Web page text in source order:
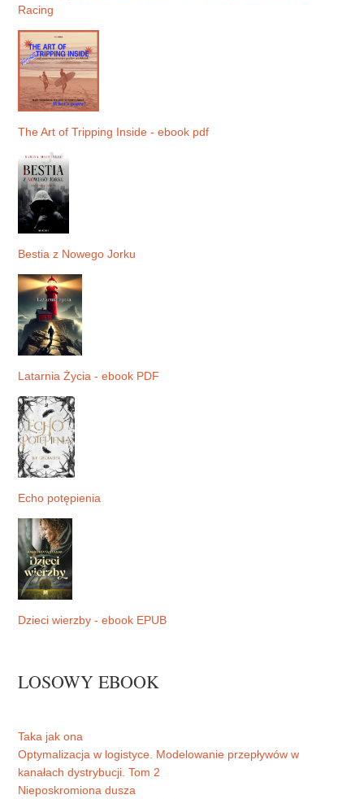
Racing
The Art of Tripping Inside - ebook pdf
Bestia z Nowego Jorku
Latarnia Życia - ebook PDF
Echo potępienia
Dzieci wierzby - ebook EPUB
LOSOWY EBOOK
Taka jak ona
Optymalizacja w logistyce. Modelowanie przepływów w
kanałach dystrybucji. Tom 2
Nieposkromiona dusza